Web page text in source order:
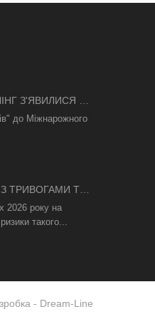
З'ЯВИЛИСЯ В
до Міжнарожного
ТРИВОГАМИ ТА
РЯТУЄ
2026 року на
такого...
- Dream-Line